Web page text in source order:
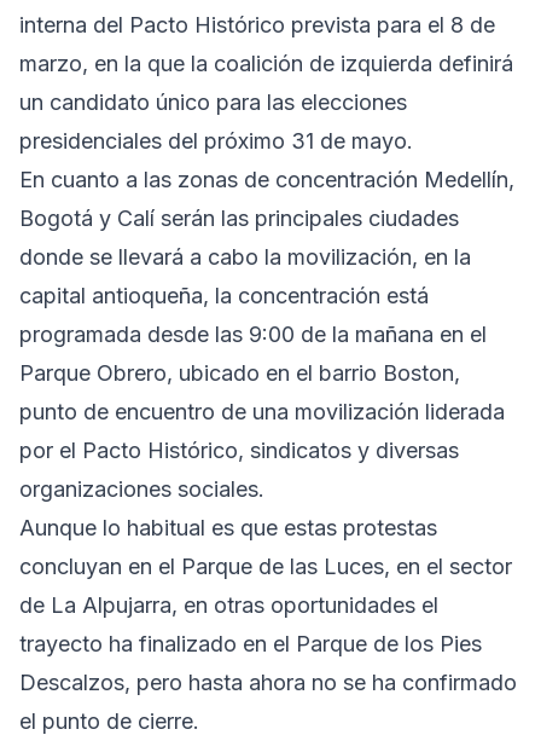
interna del Pacto Histórico prevista para el 8 de
marzo, en la que la coalición de izquierda definirá
un candidato único para las elecciones
presidenciales del próximo 31 de mayo.
En cuanto a las zonas de concentración Medellín,
Bogotá y Calí serán las principales ciudades
donde se llevará a cabo la movilización, en la
capital antioqueña, la concentración está
programada desde las 9:00 de la mañana en el
Parque Obrero, ubicado en el barrio Boston,
punto de encuentro de una movilización liderada
por el Pacto Histórico, sindicatos y diversas
organizaciones sociales.
Aunque lo habitual es que estas protestas
concluyan en el Parque de las Luces, en el sector
de La Alpujarra, en otras oportunidades el
trayecto ha finalizado en el Parque de los Pies
Descalzos, pero hasta ahora no se ha confirmado
el punto de cierre.